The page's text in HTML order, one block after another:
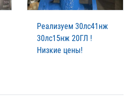
Реализуем 30лс41нж
30лс15нж 20ГЛ !
Низкие цены!